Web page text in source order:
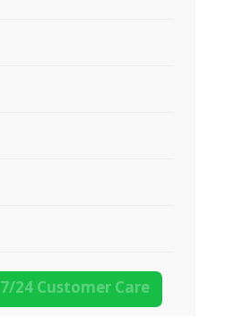
7/24 Customer Care